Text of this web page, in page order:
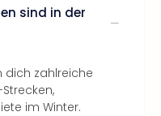
sind in der
dich zahlreiche
im Winter.